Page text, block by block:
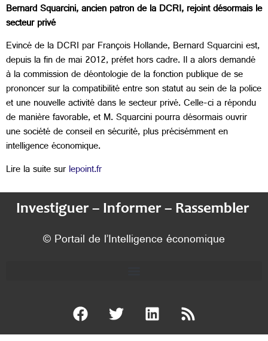
Bernard Squarcini, ancien patron de la DCRI, rejoint désormais le
secteur privé
Evincé de la DCRI par François Hollande, Bernard Squarcini est,
depuis la fin de mai 2012, préfet hors cadre. Il a alors demandé
à la commission de déontologie de la fonction publique de se
prononcer sur la compatibilité entre son statut au sein de la police
et une nouvelle activité dans le secteur privé. Celle-ci a répondu
de manière favorable, et M. Squarcini pourra désormais ouvrir
une société de conseil en sécurité, plus précisémment en
intelligence économique.
Lire la suite surlepoint.fr
Investiguer – Informer – Rassembler
© Portail de l’Intelligence économique